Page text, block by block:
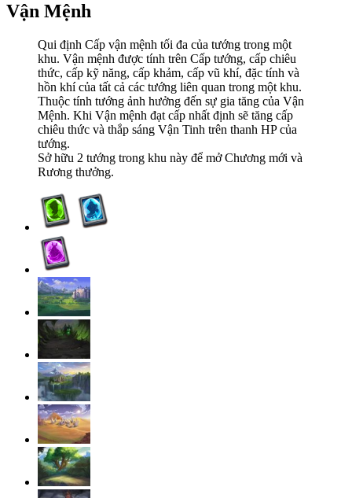
Vận Mệnh
Qui định Cấp vận mệnh tối đa của tướng trong một
khu. Vận mệnh được tính trên Cấp tướng, cấp chiêu
thức, cấp kỹ năng, cấp khảm, cấp vũ khí, đặc tính và
hồn khí của tất cả các tướng liên quan trong một khu.
Thuộc tính tướng ảnh hưởng đến sự gia tăng của Vận
Mệnh. Khi Vận mệnh đạt cấp nhất định sẽ tăng cấp
chiêu thức và thắp sáng Vận Tinh trên thanh HP của
tướng.
Sở hữu 2 tướng trong khu này để mở Chương mới và
Rương thưởng.